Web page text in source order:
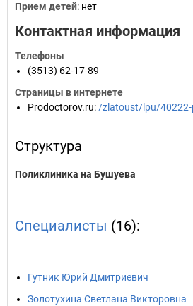
Прием детей: нет
Контактная информация
Телефоны
(3513) 62-17-89
Страницы в интернете
Prodoctorov.ru: /zlatoust/lpu/40222-
Структура
Поликлиника на Бушуева
Специалисты (16):
Гутник Юрий Дмитриевич
Золотухина Светлана Викторовна